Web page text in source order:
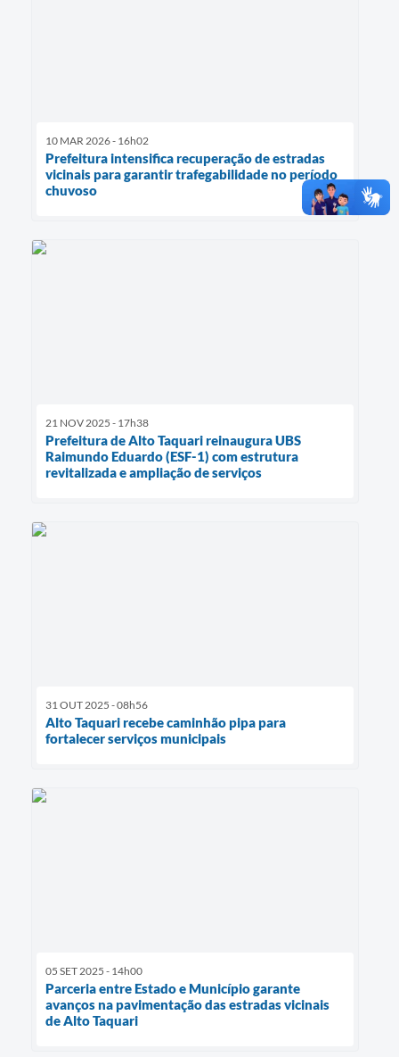
10 MAR 2026 - 16h02
Prefeitura intensifica recuperação de estradas
vicinais para garantir trafegabilidade no período
chuvoso
21 NOV 2025 - 17h38
Prefeitura de Alto Taquari reinaugura UBS
Raimundo Eduardo (ESF-1) com estrutura
revitalizada e ampliação de serviços
31 OUT 2025 - 08h56
Alto Taquari recebe caminhão pipa para
fortalecer serviços municipais
05 SET 2025 - 14h00
Parceria entre Estado e Município garante
avanços na pavimentação das estradas vicinais
de Alto Taquari